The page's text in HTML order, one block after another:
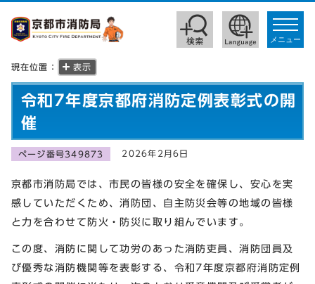
toggle
メニュー
現在位置： 表示
令和7年度京都府消防定例表彰式の開
催
ページ番号349873 2026年2月6日
京都市消防局では、市民の皆様の安全を確保し、安心を実
感していただくため、消防団、自主防災会等の地域の皆様
と力を合わせて防火・防災に取り組んでいます。
この度、消防に関して功労のあった消防吏員、消防団員及
び優秀な消防機関等を表彰する、令和7年度京都府消防定例